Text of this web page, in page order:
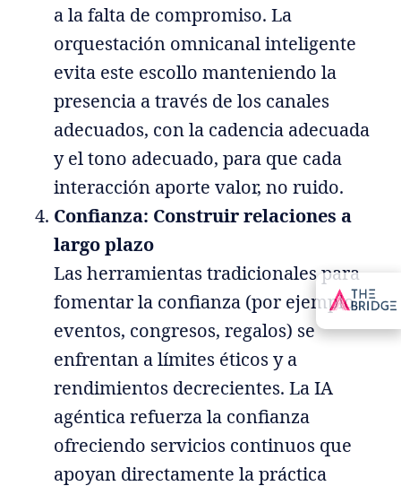
a la falta de compromiso. La
orquestación omnicanal inteligente
evita este escollo manteniendo la
presencia a través de los canales
adecuados, con la cadencia adecuada
y el tono adecuado, para que cada
interacción aporte valor, no ruido.
Confianza: Construir relaciones a
largo plazo
Las herramientas tradicionales para
fomentar la confianza (por ejemplo,
eventos, congresos, regalos) se
enfrentan a límites éticos y a
rendimientos decrecientes. La IA
agéntica refuerza la confianza
ofreciendo servicios continuos que
apoyan directamente la práctica